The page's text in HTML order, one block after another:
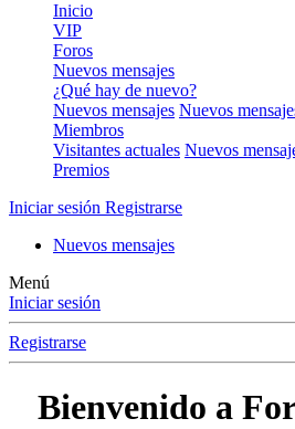
Inicio
VIP
Foros
Nuevos mensajes
¿Qué hay de nuevo?
Nuevos mensajes Nuevos
Miembros
Visitantes actuales Nuevos
Premios
Iniciar sesión Registrarse
Nuevos mensajes
Menú
Iniciar sesión
Registrarse
Bienvenido a